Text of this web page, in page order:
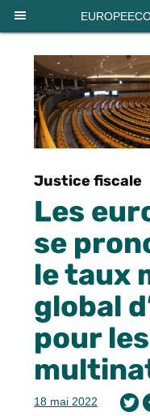
Justice fiscale
Les
se
le taux
global
pour les
18 mai 2022